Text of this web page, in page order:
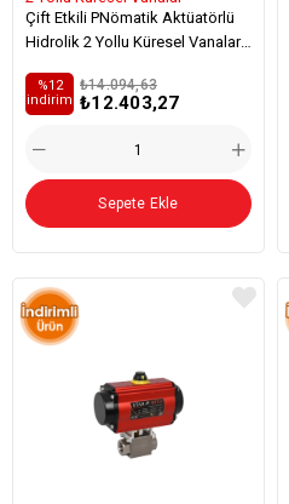
Çift Etkili PNömatik Aktüatörlü
Hidrolik 2 Yollu Küresel Vanalar
Sac Monteli
₺12.403,27
₺14.094,63
%12
i̇ndirim
Sepete Ekle